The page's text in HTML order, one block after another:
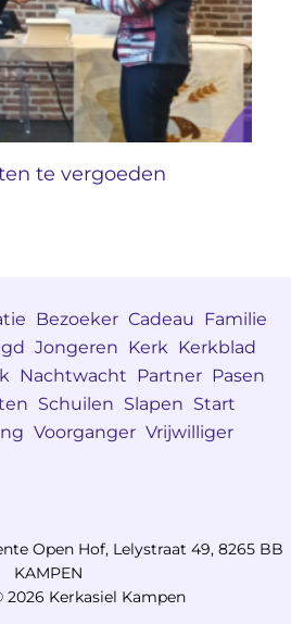
te vergoeden
Bezoeker Cadeau Familie
Jongeren Kerk Kerkblad
Nachtwacht Partner Pasen
Schuilen Slapen Start
Voorganger Vrijwilliger
Open Hof, Lelystraat 49, 8265 BB
KAMPEN
Kerkasiel Kampen